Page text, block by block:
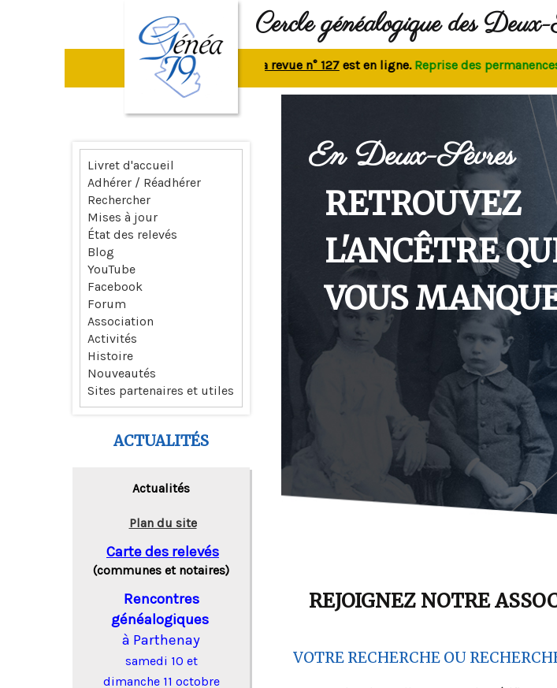
Cercle généalogique des Deux-
La revue n° 127est en ligne.Reprise des permanences en
En Deux-Sèvres
RETROUVEZ
L'ANCÊTRE
VOUS
REJOIGNEZ NOTRE
VOTRE RECHERCHE OU
Livret d'accueil
Adhérer / Réadhérer
Rechercher
Mises à jour
État des relevés
Blog
YouTube
Facebook
Forum
Association
Activités
Histoire
Nouveautés
Sites partenaires et utiles
ACTUALITÉS
Actualités
Plan du site
Carte des relevés
(communes et notaires)
Rencontres
généalogiques
à Parthenay
samedi 10 et
dimanche 11 octobre